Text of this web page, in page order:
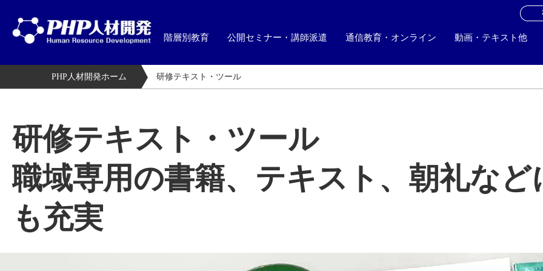
階層別教育 公開セミナー・講師派遣 通信教育・オンライン 動画・テキスト他
PHP人材開発ホーム 研修テキスト・ツール
研修テキスト・ツール
職域専用の書籍、テキスト、朝礼な
も充実